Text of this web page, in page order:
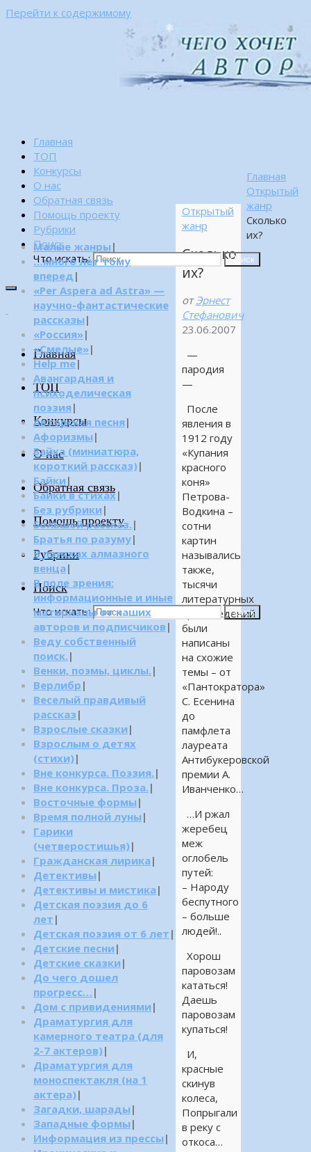
Перейти к содержимому
Главная
ТОП
Конкурсы
О нас
Обратная связь
Помощь проекту
Рубрики
Поиск
Что искать:
Поиск
Главная
ТОП
Конкурсы
О нас
Обратная связь
Помощь проекту
Рубрики
Поиск
Что искать: Поиск
Главная
Открытый
жанр
Сколько
их?
Открытый
жанр
Сколько
их?
от Эрнест
Стефанович
23.06.2007
—
пародия
—
После
явления в
1912 году
«Купания
красного
коня»
Петрова-
Водкина –
сотни
картин
назывались
также,
тысячи
литературных
произведений
были
написаны
на схожие
темы – от
«Пантократора»
С. Есенина
до
памфлета
лауреата
Антибукеровской
премии А.
Иванченко…
…И ржал
жеребец
меж
оглобель
путей:
– Народу
беспутного
– больше
людей!..
Хорош
паровозам
кататься!
Даешь
паровозам
купаться!
И,
красные
скинув
колеса,
Попрыгали
в реку с
откоса…
Малые жанры |
…много лет тому
вперед |
«Per Aspera ad Astra» —
научно-фантастические
рассказы |
«Россия» |
«Смелые» |
Help me|
Авангардная и
психоделическая
поэзия |
Авторская песня |
Афоризмы |
Байка (миниатюра,
короткий рассказ) |
Байки |
Байки в стихах |
Без рубрики |
Большой рассказ. |
Братья по разуму|
В поисках алмазного
венца |
В поле зрения:
информационные и иные
материалы от наших
авторов и подписчиков |
Веду собственный
поиск. |
Венки, поэмы, циклы. |
Верлибр |
Веселый правдивый
рассказ |
Взрослые сказки |
Взрослым о детях
(стихи) |
Вне конкурса. Поэзия. |
Вне конкурса. Проза. |
Восточные формы |
Время полной луны |
Гарики
(четверостишья) |
Гражданская лирика |
Детективы |
Детективы и мистика |
Детская поэзия до 6
лет |
Детская поэзия от 6 лет |
Детские песни |
Детские сказки |
До чего дошел
прогресс… |
Дом с привидениями |
Драматургия для
камерного театра (для
2-7 актеров) |
Драматургия для
моноспектакля (на 1
актера) |
Загадки, шарады |
Западные формы |
Информация из прессы |